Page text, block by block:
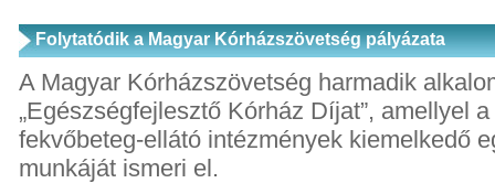
Folytatódik a Magyar Kórházszövetség pályázata
A Magyar Kórházszövetség harmadik
„Egészségfejlesztő Kórház Díjat”, amellyel
fekvőbeteg-ellátó intézmények kiemelkedő
munkáját ismeri el.